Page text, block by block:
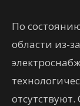
По
области из-